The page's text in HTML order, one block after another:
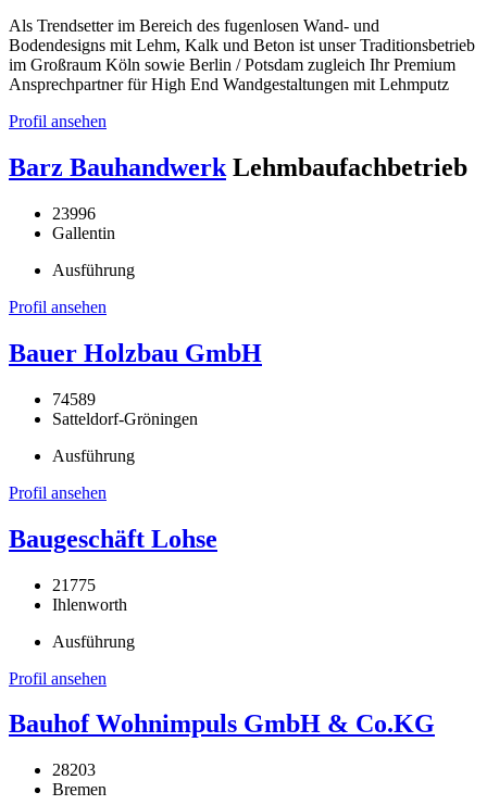
Als Trendsetter im Bereich des fugenlosen Wand- und
Bodendesigns mit Lehm, Kalk und Beton ist unser Traditionsbetrieb
im Großraum Köln sowie Berlin / Potsdam zugleich Ihr Premium
Ansprechpartner für High End Wandgestaltungen mit Lehmputz
Profil ansehen
Barz Bauhandwerk Lehmbaufachbetrieb
23996
Gallentin
Ausführung
Profil ansehen
Bauer Holzbau GmbH
74589
Satteldorf-Gröningen
Ausführung
Profil ansehen
Baugeschäft Lohse
21775
Ihlenworth
Ausführung
Profil ansehen
Bauhof Wohnimpuls GmbH & Co.KG
28203
Bremen